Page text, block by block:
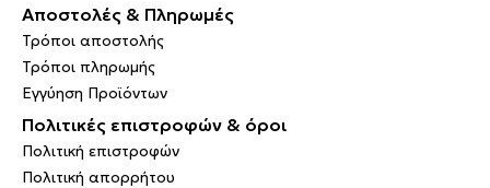
Αποστολές & Πληρωμές
Τρόποι αποστολής
Τρόποι πληρωμής
Εγγύηση Προϊόντων
Πολιτικές επιστροφών & όροι
Πολιτική επιστροφών
Πολιτική απορρήτου